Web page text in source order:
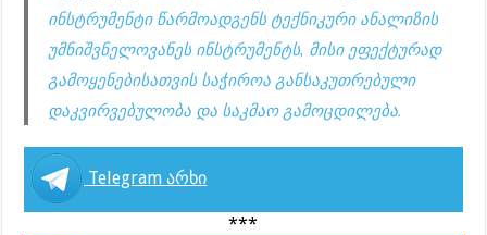
ინსტრუმენტი წარმოადგენს ტექნიკური ანალიზის
უმნიშვნელოვანეს ინსტრუმენტს, მისი ეფექტურად
გამოყენებისათვის საჭიროა განსაკუთრებული
დაკვირვებულობა და საკმაო გამოცდილება.
Telegram არხი
***